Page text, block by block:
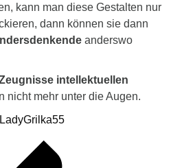
kann man diese Gestalten nur
dann können sie dann
anderswo
intellektuellen
nicht mehr unter die Augen.